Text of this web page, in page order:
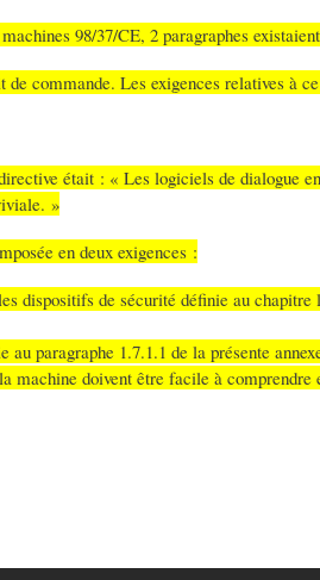
98/37/CE, 2 paragraphes
commande. Les exigences relatives à
était : « Les logiciels de dialogue
»
en deux exigences :
dispositifs de sécurité définie au
au paragraphe 1.7.1.1 de la présente
machine doivent être facile à comprendre